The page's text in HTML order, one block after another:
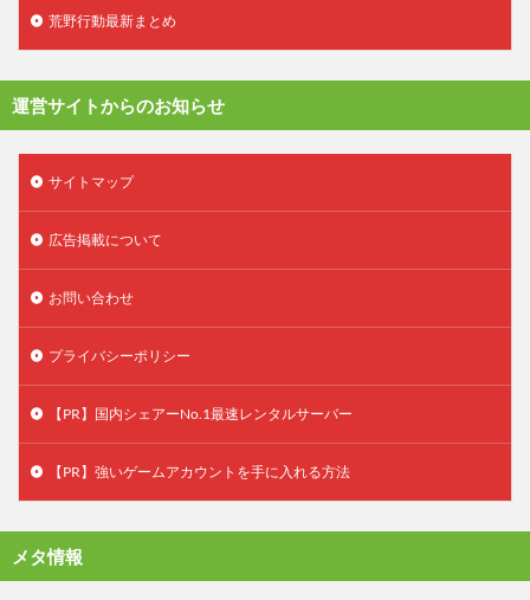
荒野行動最新まとめ
運営サイトからのお知らせ
サイトマップ
広告掲載について
お問い合わせ
プライバシーポリシー
【PR】国内シェアーNo.1最速レンタルサーバー
【PR】強いゲームアカウントを手に入れる方法
メタ情報